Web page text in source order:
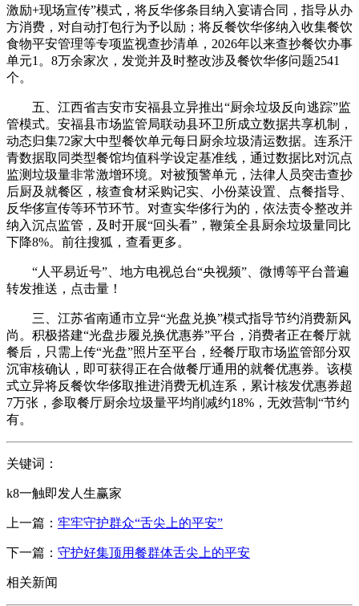
激励+现场宣传”模式，将反华侈条目纳入宴请合同，指导从办
方消费，对自动打包行为予以励；将反餐饮华侈纳入收集餐饮
食物平安管理等专项监视查抄清单，2026年以来查抄餐饮办事
单元1。8万余家次，发觉并及时整改涉及餐饮华侈问题2541
个。
五、江西省吉安市安福县立异推出“厨余垃圾反向逃踪”监
管模式。安福县市场监管局联动县环卫所成立数据共享机制，
动态归集72家大中型餐饮单元每日厨余垃圾清运数据。连系汗
青数据取同类型餐馆均值科学设定基准线，通过数据比对沉点
监测垃圾量非常激增环境。对被预警单元，法律人员突击查抄
后厨及就餐区，核查食材采购记实、小份菜设置、点餐指导、
反华侈宣传等环节环节。对查实华侈行为的，依法责令整改并
纳入沉点监管，及时开展“回头看”，鞭策全县厨余垃圾量同比
下降8%。前往搜狐，查看更多。
“人平易近号”、地方电视总台“央视频”、微博等平台普遍
转发推送，点击量！
三、江苏省南通市立异“光盘兑换”模式指导节约消费新风
尚。积极搭建“光盘步履兑换优惠券”平台，消费者正在餐厅就
餐后，只需上传“光盘”照片至平台，经餐厅取市场监管部分双
沉审核确认，即可获得正在合做餐厅通用的就餐优惠券。该模
式立异将反餐饮华侈取推进消费无机连系，累计核发优惠券超
7万张，参取餐厅厨余垃圾量平均削减约18%，无效营制“节约
有。
关键词：
k8一触即发人生赢家
上一篇： 牢牢守护群众“舌尖上的平安”
下一篇： 守护好集顶用餐群体舌尖上的平安
相关新闻